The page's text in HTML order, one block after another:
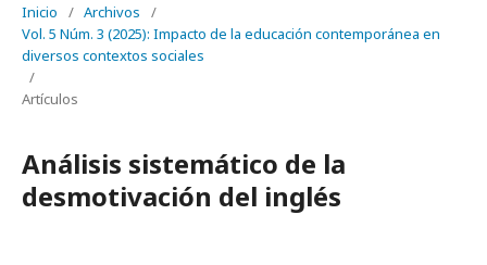
Inicio / Archivos
/
Vol. 5 Núm. 3 (2025): Impacto de la educación contemporánea en
diversos contextos sociales
/
Artículos
Análisis sistemático de la
desmotivación del inglés